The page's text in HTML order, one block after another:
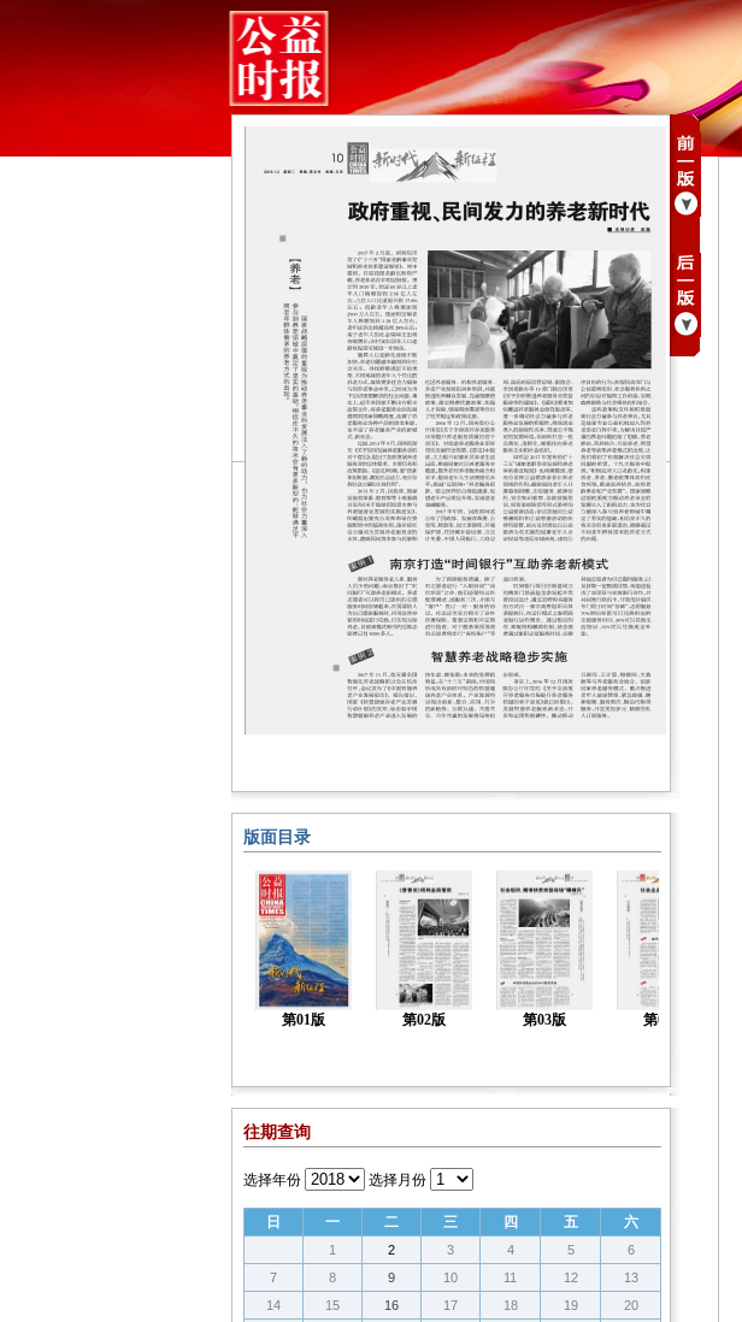
版面目录
第01版 第02版 第03版 第04版
往期查询
选择年份 选择月份
日 一 二 三 四 五 六
1 2 3 4 5
6
7
8 9 10 11 12
13
14
15 16 17 18 19
20